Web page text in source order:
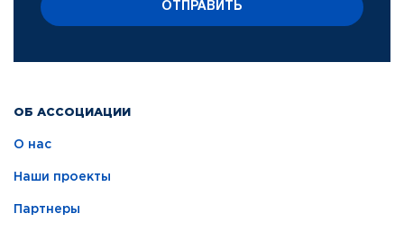
ОБ АССОЦИАЦИИ
О нас
Наши проекты
Партнеры
ОТПРАВИТЬ